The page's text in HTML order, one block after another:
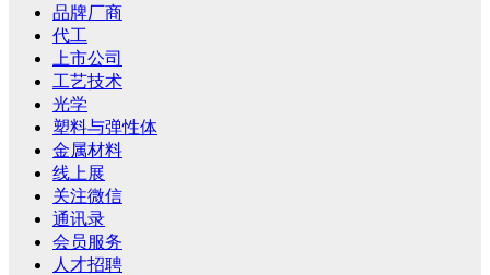
品牌厂商
代工
上市公司
工艺技术
光学
塑料与弹性体
金属材料
线上展
关注微信
通讯录
会员服务
人才招聘